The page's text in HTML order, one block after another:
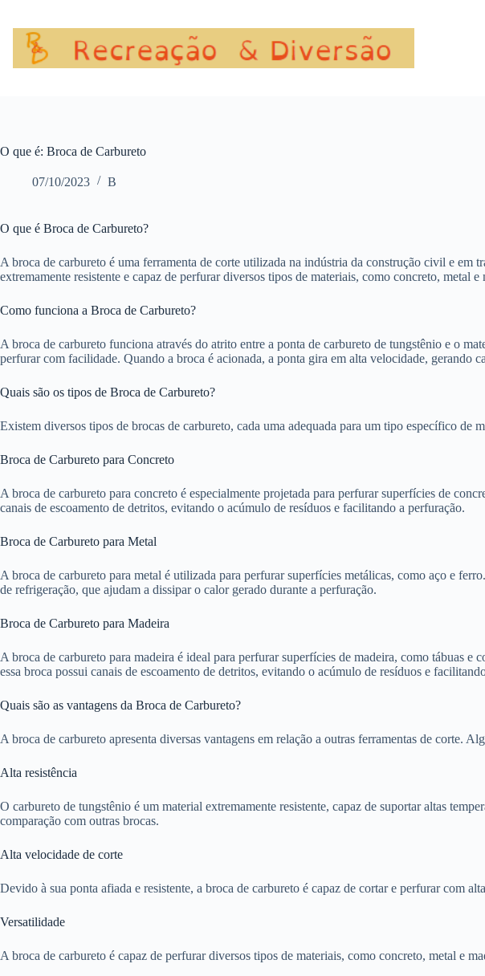
conteúdo
O que é: Broca de Carbureto
07/10/2023 B
O que é Broca de Carbureto?
A broca de carbureto é uma ferramenta de corte utilizada na indústria da construção civil e em
extremamente resistente e capaz de perfurar diversos tipos de materiais, como concreto, metal e
Como funciona a Broca de Carbureto?
A broca de carbureto funciona através do atrito entre a ponta de carbureto de tungstênio e o
perfurar com facilidade. Quando a broca é acionada, a ponta gira em alta velocidade, gerando
Quais são os tipos de Broca de Carbureto?
Existem diversos tipos de brocas de carbureto, cada uma adequada para um tipo específico de
Broca de Carbureto para Concreto
A broca de carbureto para concreto é especialmente projetada para perfurar superfícies de
canais de escoamento de detritos, evitando o acúmulo de resíduos e facilitando a perfuração.
Broca de Carbureto para Metal
A broca de carbureto para metal é utilizada para perfurar superfícies metálicas, como aço e
de refrigeração, que ajudam a dissipar o calor gerado durante a perfuração.
Broca de Carbureto para Madeira
A broca de carbureto para madeira é ideal para perfurar superfícies de madeira, como tábuas
essa broca possui canais de escoamento de detritos, evitando o acúmulo de resíduos e
Quais são as vantagens da Broca de Carbureto?
A broca de carbureto apresenta diversas vantagens em relação a outras ferramentas de corte.
Alta resistência
O carbureto de tungstênio é um material extremamente resistente, capaz de suportar altas
comparação com outras brocas.
Alta velocidade de corte
Devido à sua ponta afiada e resistente, a broca de carbureto é capaz de cortar e perfurar com
Versatilidade
A broca de carbureto é capaz de perfurar diversos tipos de materiais, como concreto, metal e